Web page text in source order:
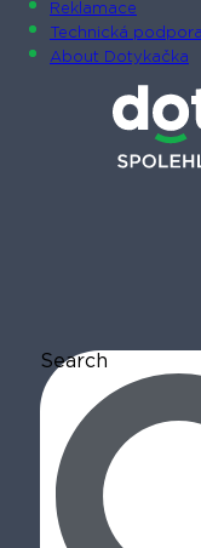
Reklamace
Technická podpora
About Dotykačka
Search